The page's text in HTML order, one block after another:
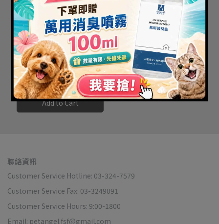
【毛天使】寵物抑菌去味
順毛乾洗噴霧 250ML｜犬
貓通用
NT$428NT$450
Add to Cart
聯絡資訊
Customer Service Hotline: 03-324-7579
Customer Service Fax: 03-3249091
Customer Service Hours: 9:00-1800
Email: petangel.fsf@gmail.com